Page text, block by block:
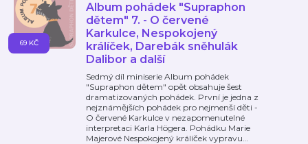
Album pohádek "Supraphon
dětem" 7. - O červené
Karkulce, Nespokojený
králíček, Darebák sněhulák
Dalibor a další
Sedmý díl miniserie Album pohádek
"Supraphon dětem" opět obsahuje šest
dramatizovaných pohádek. První je jedna z
nejznámějších pohádek pro nejmenší děti -
O červené Karkulce v nezapomenutelné
interpretaci Karla Högera. Pohádku Marie
Majerové Nespokojený králíček vypravu…
69 KČ